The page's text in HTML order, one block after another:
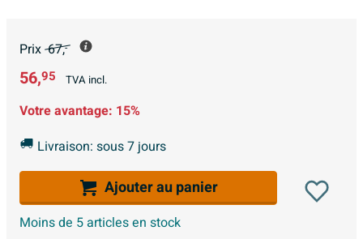
Prix 67,-
56,95 TVA incl.
Votre avantage: 15%
Livraison: sous 7 jours
Ajouter au panier
Moins de 5 articles en stock